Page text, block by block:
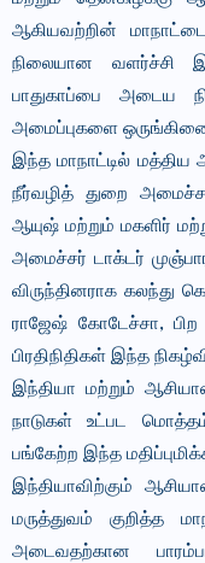
ஆகியவற்றின் மாநாட்டை
நிலையான வளர்ச்சி
பாதுகாப்பை அடைய
அமைப்புகளை
இந்த மாநாட்டில் மத்திய
நீர்வழித் துறை
ஆயுஷ் மற்றும் மகளிர்
அமைச்சர் டாக்டர்
விருந்தினராக
ராஜேஷ் கோடேச்சா, பிற
பிரதிநிதிகள் இந்த
இந்தியா மற்றும்
நாடுகள் உட்பட மொத்தம்
பங்கேற்ற இந்த
இந்தியாவிற்கும்
மருத்துவம் குறித்த
அடைவதற்கான